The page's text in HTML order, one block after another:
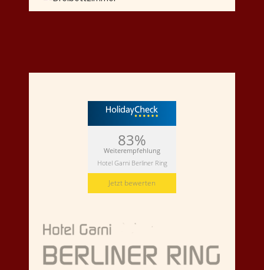
83%
Weiterempfehlung
Hotel Garni Berliner Ring
Jetzt bewerten